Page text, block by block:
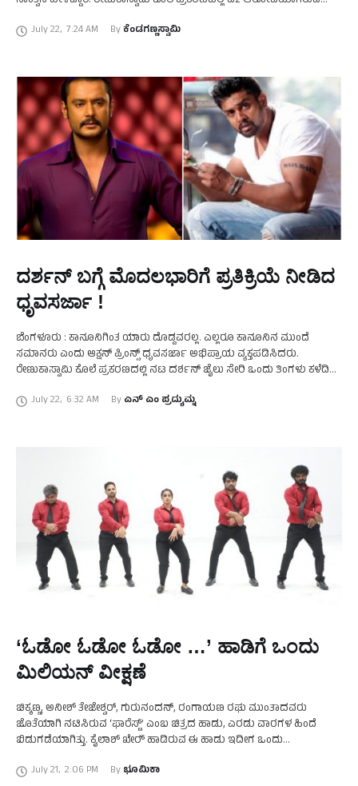
July 22, 7:24 AM By ಕೆಂಡಗಣ್ಣಸ್ವಾಮಿ
ದರ್ಶನ್‌ ಬಗ್ಗೆ ಮೊದಲಭಾರಿಗೆ ಪ್ರತಿಕ್ರಿಯೆ ನೀಡಿದ
ಧೃವಸರ್ಜಾ !
ಬೆಂಗಳೂರು : ಕಾನೂನಿಗಿಂತ ಯಾರು ದೊಡ್ಡವರಲ್ಲ. ಎಲ್ಲರೂ ಕಾನೂನಿನ ಮುಂದೆ
ಸಮಾನರು ಎಂದು ಆಕ್ಷನ್‌ ಪ್ರಿಂನ್ಸ್‌ ಧೃವಸರ್ಜಾ ಅಭಿಪ್ರಾಯ ವ್ಯಕ್ತಪಡಿಸಿದರು.
ರೇಣುಕಾಸ್ವಾಮಿ ಕೊಲೆ ಪ್ರಕರಣದಲ್ಲಿ ನಟ ದರ್ಶನ್‌ ಜೈಲು ಸೇರಿ ಒಂದು ತಿಂಗಳು ಕಳೆದಿದೆ.
July 22, 6:32 AM By ಎನ್‌ ಎಂ ಪ್ರದ್ಯುಮ್ನ
‘ಓಡೋ ಓಡೋ ಓಡೋ …’ ಹಾಡಿಗೆ ಒಂದು
ಮಿಲಿಯನ್ ವೀಕ್ಷಣೆ
ಚಿಕ್ಕಣ್ಣ, ಅನೀಶ್ ತೇಜೇಶ್ವರ್, ಗುರುನಂದನ್, ರಂಗಾಯಣ ರಘು ಮುಂತಾದವರು
ಜೊತೆಯಾಗಿ ನಟಿಸಿರುವ ‘ಫಾರೆಸ್ಟ್’ ಎಂಬ ಚಿತ್ರದ ಹಾಡು, ಎರಡು ವಾರಗಳ ಹಿಂದೆ
ಬಿಡುಗಡೆಯಾಗಿತ್ತು. ಕೈಲಾಶ್‍ ಖೇರ್‍ ಹಾಡಿರುವ ಈ ಹಾಡು ಇದೀಗ ಒಂದು
July 21, 2:06 PM By ಭೂಮಿಕಾ